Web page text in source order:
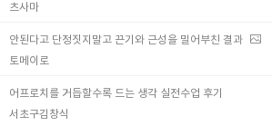
츠사마
안된다고 단정짓지말고 끈기와 근성을 밀어부친 결과
토메이로
어프로치를 거듭할수록 드는 생각 실전수업 후기
서초구김창식